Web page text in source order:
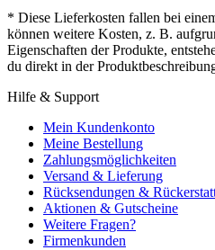
* Diese Lieferkosten fallen bei
können weitere Kosten, z. B.
Eigenschaften der Produkte,
du direkt in der
Hilfe & Support
Mein Kundenkonto
Meine Bestellung
Zahlungsmöglichkeiten
Versand & Lieferung
Rücksendungen &
Aktionen & Gutscheine
Weitere Fragen?
Firmenkunden